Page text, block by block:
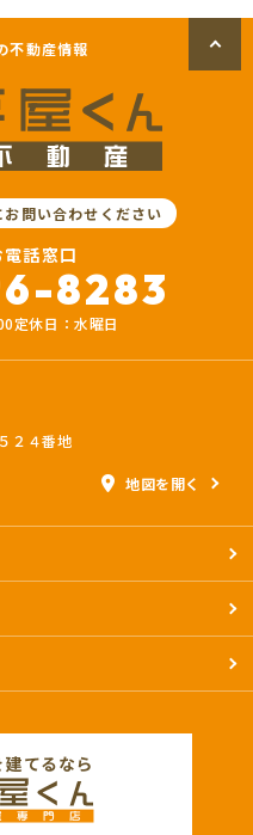
不動産情報
問い合わせください
話窓口
8283
定休日：水曜日
２４番地
地図を開く